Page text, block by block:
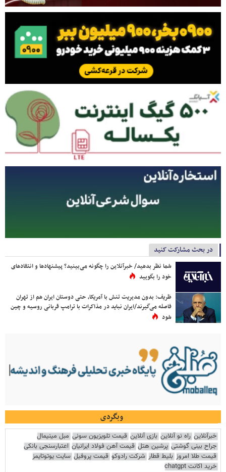
در بحث مشارکت کنید
شما نظر بدهید/ خبرآنلاین را چگونه می‌بینید؟ پیشنهادها و انتقادهای
خود را بگویید
ظریف: بدون مدیریت تنش با آمریکا، حتی دوستان ایران هم از تهران
فاصله می‌گیرند/ایران نباید در مذاکرات با ترامپ قربانی روسیه و چین
شود
وبگردی
خبرآنلاین راه نو آنلاین بازی آنلاین قیمت تلویزیون سونی مبل مینیمال
جراح بینی گوشتی پرشین هتل قیمت آهن فولاد ایرانیان اعتبارسنجی بانکی
قیمت طلا امروز بلیط قطار شرکت رادوکو قیمت پروفیل سایت یوتوتایمز
خرید اکانت chatgpt